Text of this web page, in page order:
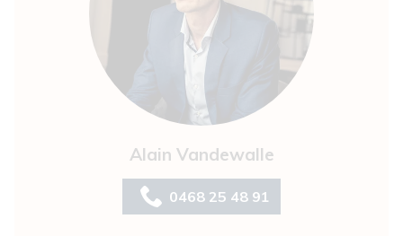
Alain Vandewalle
0468 25 48 91